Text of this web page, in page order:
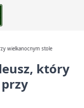
wielkanocnym stole
który